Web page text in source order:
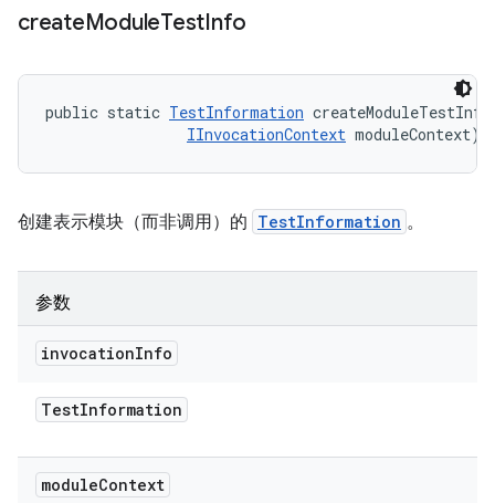
createModuleTestInfo
public static TestInformation
IInvocationContext moduleContext)
创建表示模块（而非调用）的 TestInformation 。
参数
invocationInfo
TestInformation
moduleContext